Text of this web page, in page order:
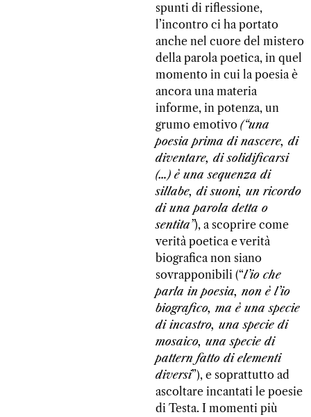
spunti di riflessione,
l’incontro ci ha portato
anche nel cuore del mistero
della parola poetica, in quel
momento in cui la poesia è
ancora una materia
informe, in potenza, un
grumo emotivo (“una
poesia prima di nascere, di
diventare, di solidificarsi
(…) è una sequenza di
sillabe, di suoni, un ricordo
di una parola detta o
sentita”), a scoprire come
verità poetica e verità
biografica non siano
sovrapponibili (“l’io che
parla in poesia, non è l’io
biografico, ma è una specie
di incastro, una specie di
mosaico, una specie di
pattern fatto di elementi
diversi”), e soprattutto ad
ascoltare incantati le poesie
di Testa. I momenti più